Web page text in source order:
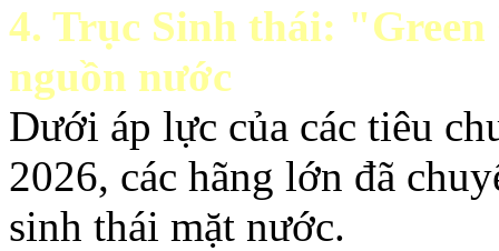
4. Trục Sinh thái:
nguồn nước
Dưới áp lực của các tiêu
2026, các hãng lớn đã
sinh thái mặt nước.